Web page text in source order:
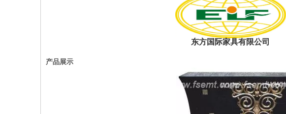
东方国际家具有限公司
产品展示